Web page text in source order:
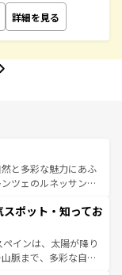
詳細を見る
と多彩な魅力にあふ
ツェのルネッサンス
アマルフィ海岸の絶
の合間には、本場の
理を堪能することも
すべての瞬間を楽し
ポット・知ってお
インは、太陽が降り
脈まで、多彩な自然